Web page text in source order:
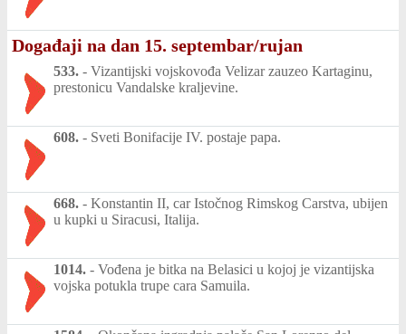
Događaji na dan 15. septembar/rujan
533. - Vizantijski vojskovođa Velizar zauzeo Kartaginu,
prestonicu Vandalske kraljevine.
608. - Sveti Bonifacije IV. postaje papa.
668. - Konstantin II, car Istočnog Rimskog Carstva, ubijen
u kupki u Siracusi, Italija.
1014. - Vođena je bitka na Belasici u kojoj je vizantijska
vojska potukla trupe cara Samuila.